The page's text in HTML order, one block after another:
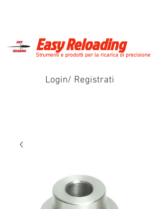
Easy Reloading
Strumenti e prodotti per la ricarica di precisione
Login/ Registrati